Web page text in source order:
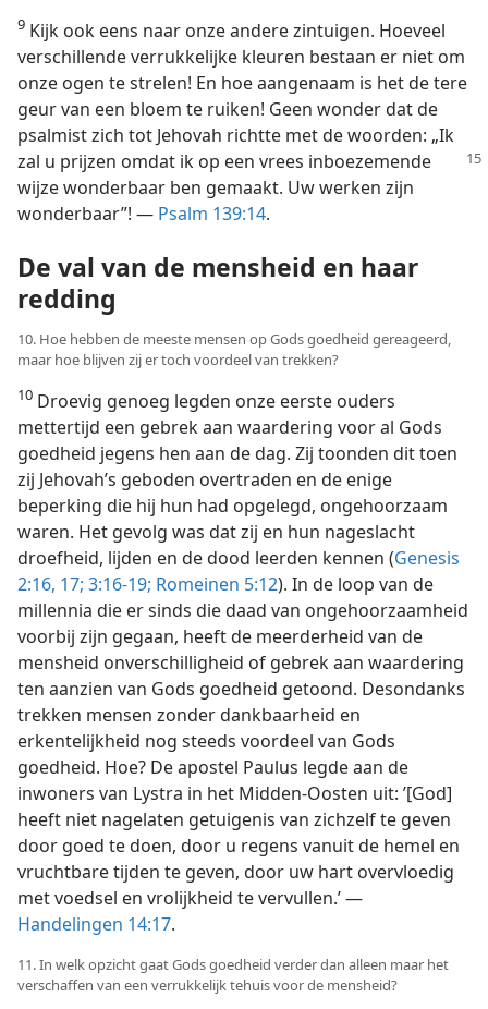
9 Kijk ook eens naar onze andere zintuigen. Hoeveel
verschillende verrukkelijke kleuren bestaan er niet om
onze ogen te strelen! En hoe aangenaam is het de tere
geur van een bloem te ruiken! Geen wonder dat de
psalmist zich tot Jehovah richtte met de woorden: „Ik
zal u prijzen omdat ik op een vrees inboezemende
wijze wonderbaar ben gemaakt. Uw werken zijn
wonderbaar”! — Psalm 139:14.
De val van de mensheid en haar
redding
10. Hoe hebben de meeste mensen op Gods goedheid gereageerd,
maar hoe blijven zij er toch voordeel van trekken?
10 Droevig genoeg legden onze eerste ouders
mettertijd een gebrek aan waardering voor al Gods
goedheid jegens hen aan de dag. Zij toonden dit toen
zij Jehovah’s geboden overtraden en de enige
beperking die hij hun had opgelegd, ongehoorzaam
waren. Het gevolg was dat zij en hun nageslacht
droefheid, lijden en de dood leerden kennen (Genesis
2:16, 17; 3:16-19; Romeinen 5:12). In de loop van de
millennia die er sinds die daad van ongehoorzaamheid
voorbij zijn gegaan, heeft de meerderheid van de
mensheid onverschilligheid of gebrek aan waardering
ten aanzien van Gods goedheid getoond. Desondanks
trekken mensen zonder dankbaarheid en
erkentelijkheid nog steeds voordeel van Gods
goedheid. Hoe? De apostel Paulus legde aan de
inwoners van Lystra in het Midden-Oosten uit: ’[God]
heeft niet nagelaten getuigenis van zichzelf te geven
door goed te doen, door u regens vanuit de hemel en
vruchtbare tijden te geven, door uw hart overvloedig
met voedsel en vrolijkheid te vervullen.’ —
Handelingen 14:17.
11. In welk opzicht gaat Gods goedheid verder dan alleen maar het
verschaffen van een verrukkelijk tehuis voor de mensheid?